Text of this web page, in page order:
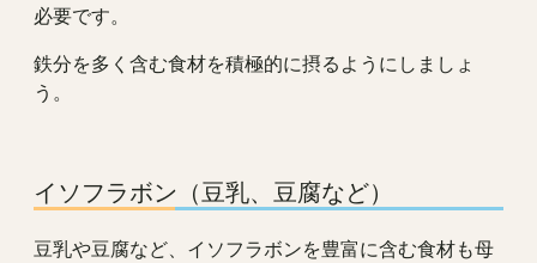
必要です。
鉄分を多く含む食材を積極的に摂るようにしましょ
う。
イソフラボン（豆乳、豆腐など）
豆乳や豆腐など、イソフラボンを豊富に含む食材も母